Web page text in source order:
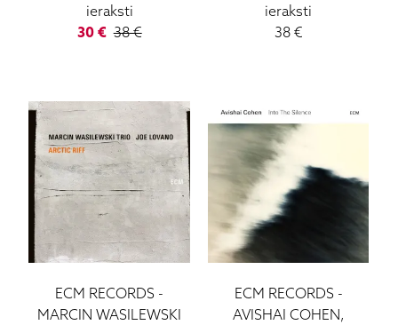
ieraksti
30€ 38€
ieraksti
38€
ECM RECORDS -
MARCIN WASILEWSKI
ECM RECORDS -
AVISHAI COHEN,